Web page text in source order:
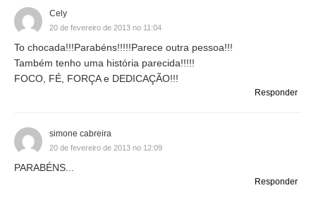
Cely
20 de fevereiro de 2013 no 11:04
To chocada!!!Parabéns!!!!!Parece outra pessoa!!!
Também tenho uma história parecida!!!!!
FOCO, FÉ, FORÇA e DEDICAÇÃO!!!
Responder
simone cabreira
20 de fevereiro de 2013 no 12:09
PARABÉNS...
Responder